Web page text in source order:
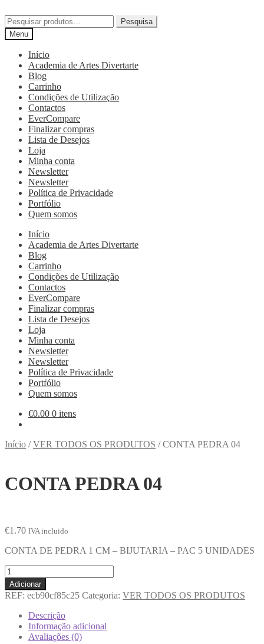
Pesquisa
Menu
Início
Academia de Artes Divertarte
Blog
Carrinho
Condições de Utilização
Contactos
EverCompare
Finalizar compras
Lista de Desejos
Loja
Minha conta
Newsletter
Newsletter
Política de Privacidade
Portfólio
Quem somos
Início
Academia de Artes Divertarte
Blog
Carrinho
Condições de Utilização
Contactos
EverCompare
Finalizar compras
Lista de Desejos
Loja
Minha conta
Newsletter
Newsletter
Política de Privacidade
Portfólio
Quem somos
€0.00 0 itens
Início /VER TODOS OS PRODUTOS /CONTA PEDRA 04
CONTA PEDRA 04
€1.70 IVA incluido
CONTA DE PEDRA 1 CM – BIJUTARIA – PAC 5 UNIDADES
Adicionar
REF: ecb90cf85c25 Categoria: VER TODOS OS PRODUTOS
Descrição
Informação adicional
Avaliações (0)